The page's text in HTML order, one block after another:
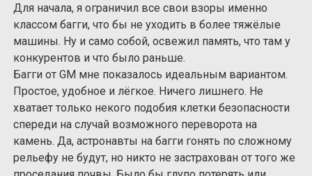
Для начала, я ограничил все свои взоры именно
классом багги, что бы не уходить в более тяжёлые
машины. Ну и само собой, освежил память, что там у
конкурентов и что было раньше.
Багги от GM мне показалось идеальным вариантом.
Простое, удобное и лёгкое. Ничего лишнего. Не
хватает только некого подобия клетки безопасности
спереди на случай возможного переворота на
камень. Да, астронавты на багги гонять по сложному
рельефу не будут, но никто не застрахован от того же